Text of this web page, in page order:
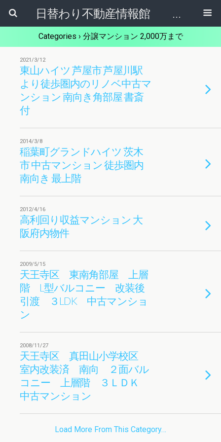
日替わり不動産情報館 リア･ライブログ
Categories › 分譲マンション 2,000万まで
2021/3/12
東山ハイツ 芦屋市 芦屋川駅
より徒歩圏内のリノベ中古マ
ンション 南向き角部屋 書斎
付
2014/3/8
稲葉町グランドハイツ 茨木
市 中古マンション 徒歩圏内
南向き 最上階
2012/4/16
高利回り収益マンション 大
阪府内物件
2009/5/15
天王寺区 東南角部屋 上層
階 L型バルコニー 改装後
引渡 ３LDK 中古マンショ
ン
2008/11/27
天王寺区 真田山小学校区
室内改装済 南向 ２面バル
コニー 上層階 ３ＬＤＫ
中古マンション
Load More From This Category…